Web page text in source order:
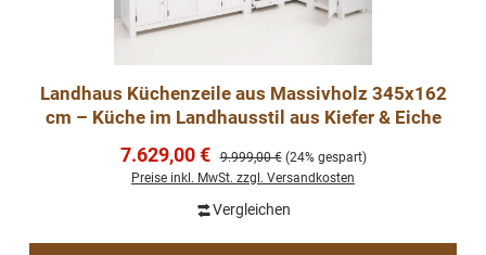
Landhaus Küchenzeile aus Massivholz 345x162
cm – Küche im Landhausstil aus Kiefer & Eiche
Verkaufspreis:
7.629,00 € Regulärer Preis:
9.999,00 € (24% gespart)
Preise inkl. MwSt. zzgl. Versandkosten
Vergleichen